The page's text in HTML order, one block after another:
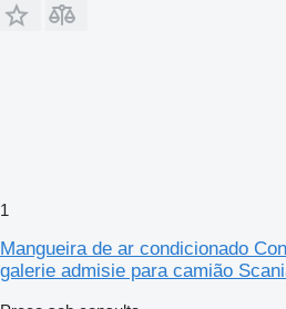
1
Mangueira de ar condicionado
galerie admisie para camião